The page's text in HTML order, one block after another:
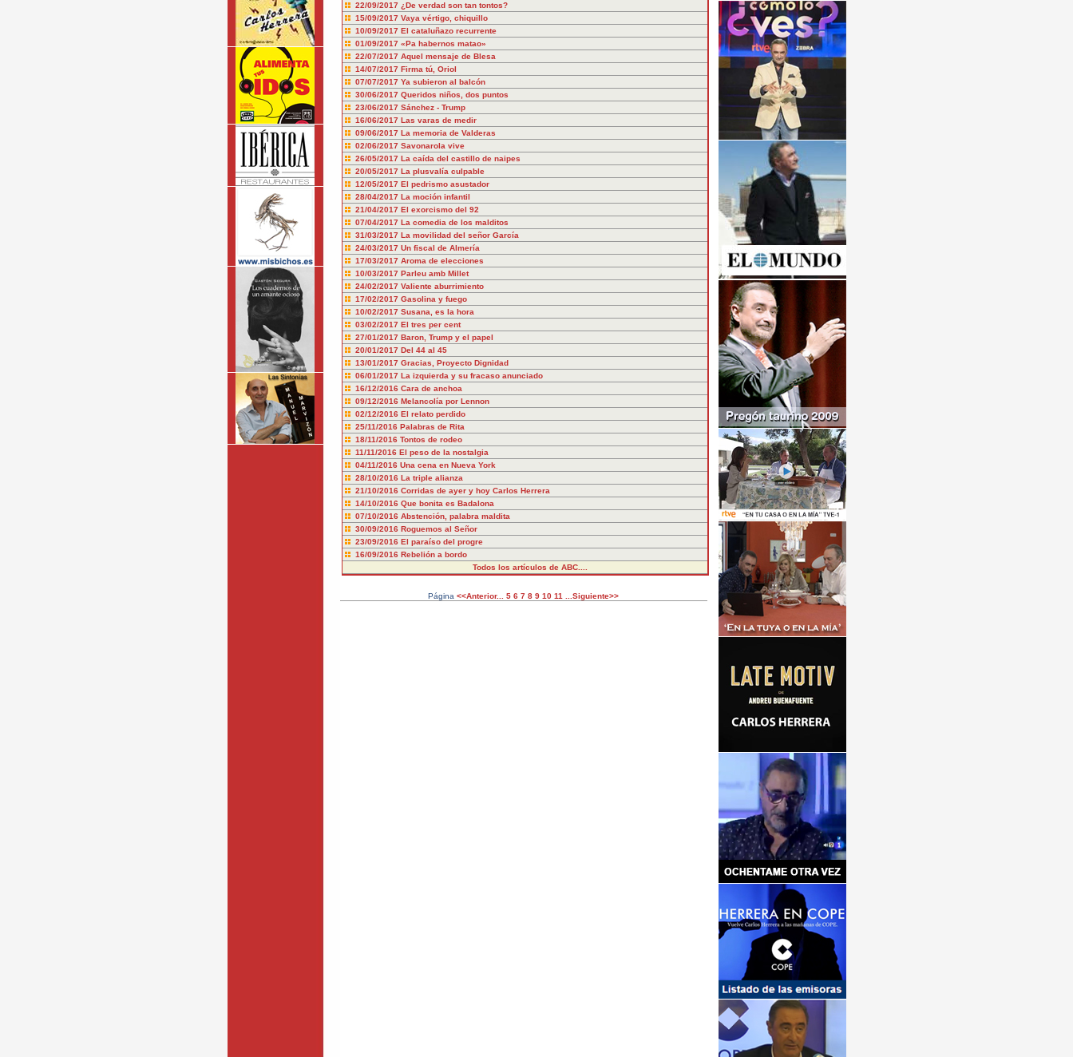
22/09/2017 ¿De verdad son tan tontos?
15/09/2017 Vaya vértigo, chiquillo
10/09/2017 El cataluñazo recurrente
01/09/2017 «Pa habernos matao»
22/07/2017 Aquel mensaje de Blesa
14/07/2017 Firma tú, Oriol
07/07/2017 Ya subieron al balcón
30/06/2017 Queridos niños, dos puntos
23/06/2017 Sánchez - Trump
16/06/2017 Las varas de medir
09/06/2017 La memoria de Valderas
02/06/2017 Savonarola vive
26/05/2017 La caída del castillo de naipes
20/05/2017 La plusvalía culpable
12/05/2017 El pedrismo asustador
28/04/2017 La moción infantil
21/04/2017 El exorcismo del 92
07/04/2017 La comedia de los malditos
31/03/2017 La movilidad del señor García
24/03/2017 Un fiscal de Almería
17/03/2017 Aroma de elecciones
10/03/2017 Parleu amb Millet
24/02/2017 Valiente aburrimiento
17/02/2017 Gasolina y fuego
10/02/2017 Susana, es la hora
03/02/2017 El tres per cent
27/01/2017 Baron, Trump y el papel
20/01/2017 Del 44 al 45
13/01/2017 Gracias, Proyecto Dignidad
06/01/2017 La izquierda y su fracaso anunciado
16/12/2016 Cara de anchoa
09/12/2016 Melancolía por Lennon
02/12/2016 El relato perdido
25/11/2016 Palabras de Rita
18/11/2016 Tontos de rodeo
11/11/2016 El peso de la nostalgia
04/11/2016 Una cena en Nueva York
28/10/2016 La triple alianza
21/10/2016 Corridas de ayer y hoy Carlos Herrera
14/10/2016 Que bonita es Badalona
07/10/2016 Abstención, palabra maldita
30/09/2016 Roguemos al Señor
23/09/2016 El paraíso del progre
16/09/2016 Rebelión a bordo
Todos los artículos de ABC....
Página <<Anterior... 5 6 7 8 9 10 11 ...Siguiente>>